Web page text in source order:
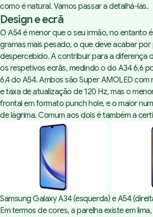
como é natural. Vamos passar a detalhá-las.
Design e ecrã
O A54 é menor que o seu irmão, no entanto
gramas mais pesado, o que deve acabar por
despercebido. A contribuir para a diferença
os respetivos ecrãs, medindo o do A34 6,6
6,4 do A54. Ambos são Super AMOLED com
e taxa de atualização de 120 Hz, mas o
frontal em formato punch hole, e o maior
de lágrima. Comum aos dois é também a
Samsung Galaxy A34 (esquerda) e A54
Em termos de cores, a parelha existe em